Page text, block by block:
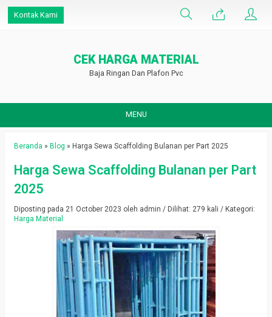
Kontak Kami
CEK HARGA MATERIAL
Baja Ringan Dan Plafon Pvc
MENU
Beranda » Blog » Harga Sewa Scaffolding Bulanan per Part 2025
Harga Sewa Scaffolding Bulanan per Part
2025
Diposting pada 21 October 2023 oleh admin / Dilihat: 279 kali / Kategori:
Harga Material